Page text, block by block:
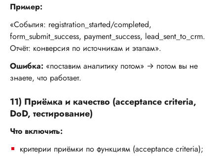
Пример:
«События: registration_started/completed,
form_submit_success, payment_success, lead_sent_to_crm.
Отчёт: конверсия по источникам и этапам».
Ошибка: «поставим аналитику потом» → потом вы не
знаете, что работает.
11) Приёмка и качество (acceptance criteria,
DoD, тестирование)
Что включить:
критерии приёмки по функциям (acceptance criteria);